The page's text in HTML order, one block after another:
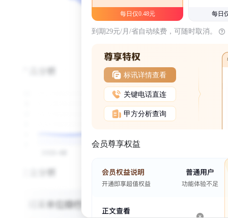
每日仅0.48元 每日
到期29元/月/省自动续费，可随时取消。
标讯详情查看
关键电话直连
甲方分析查询
会员尊享权益